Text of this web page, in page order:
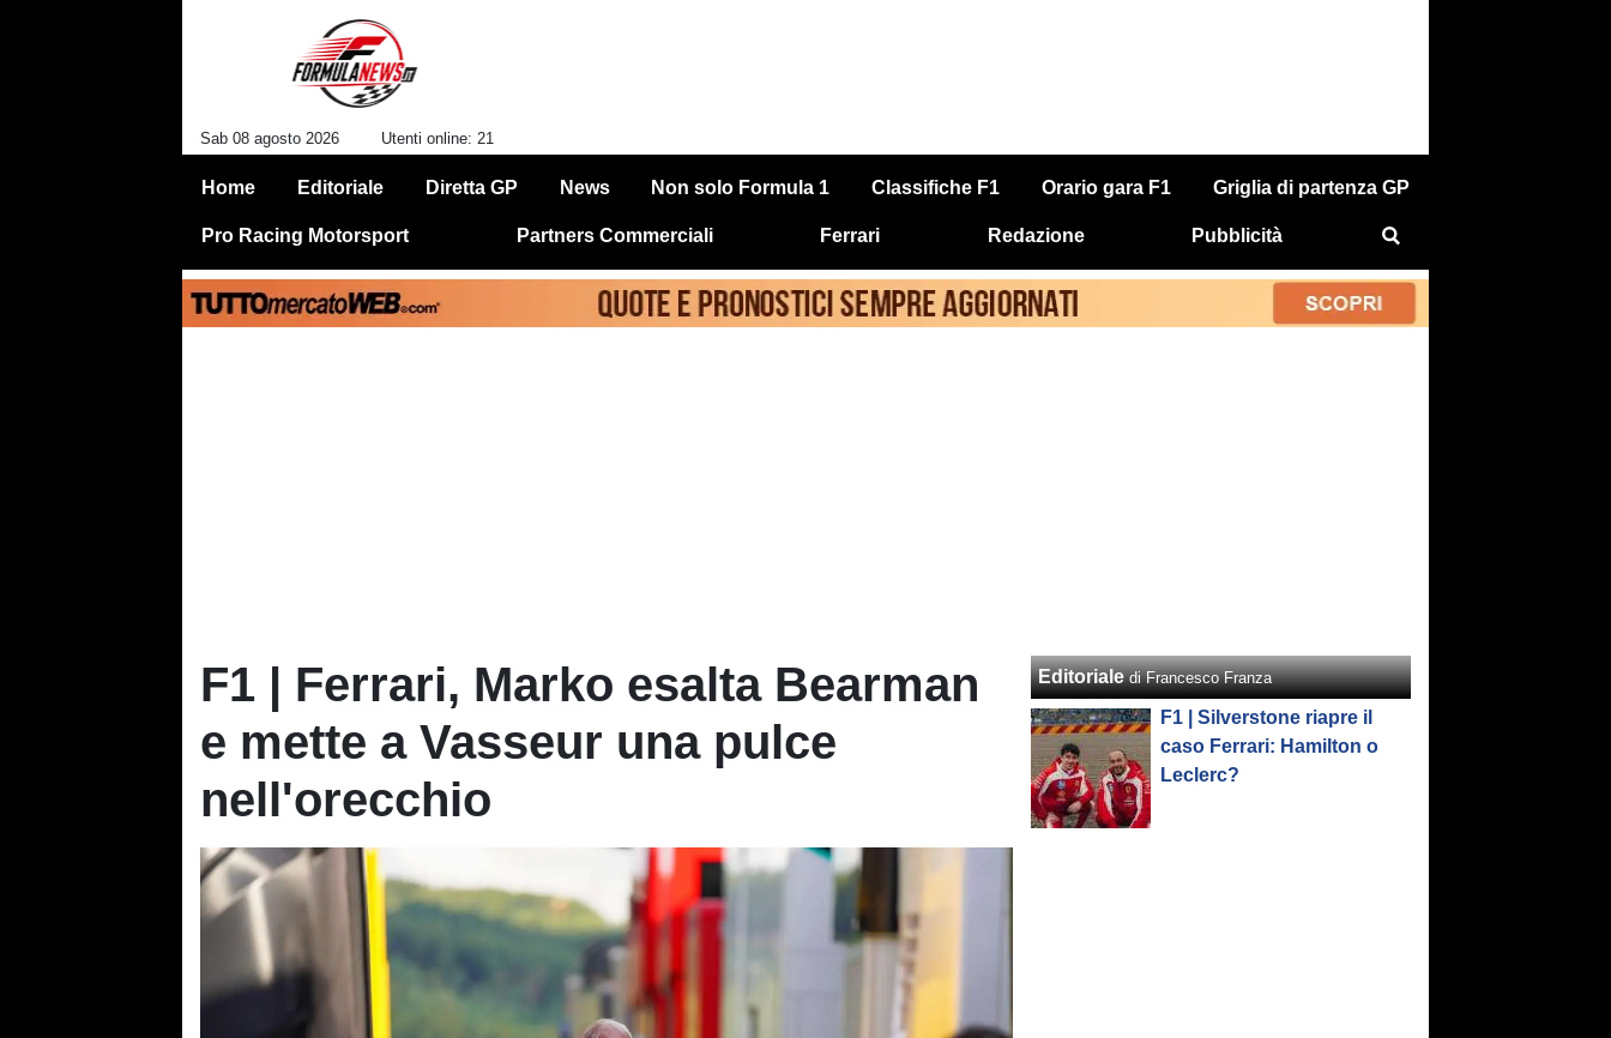
Sab 08 agosto 2026 Utenti online: 21
Home Editoriale Diretta GP News Non solo Formula 1 Classifiche F1 Orario gara F1 Griglia di partenza GP
Pro Racing Motorsport Partners Commerciali Ferrari Redazione Pubblicità
F1 | Ferrari, Marko esalta Bearman
e mette a Vasseur una pulce
nell'orecchio
Editoriale di Francesco Franza
F1 | Silverstone riapre il
caso Ferrari: Hamilton o
Leclerc?